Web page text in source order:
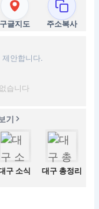
구글지도 주소복사
안합니다.
습니다
기
구 소식 대구 총정리